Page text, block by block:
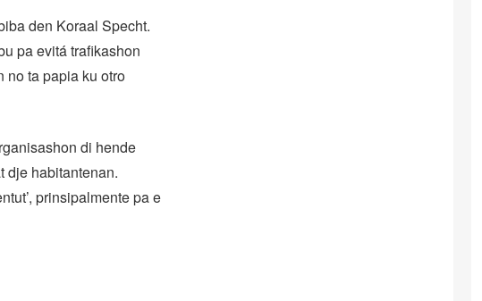
den Koraal Specht.
pa evitá trafikashon
no ta papia ku otro
di hende
dje habitantenan.
prinsipalmente pa e